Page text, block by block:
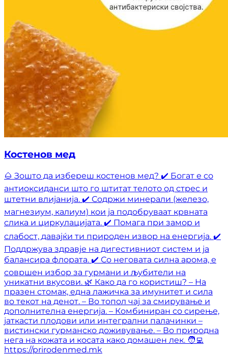
Костенов мед
🌰 Зошто да избереш костенов мед? ✔️ Богат е со
антиоксиданси што го штитат телото од стрес и
штетни влијанија. ✔️ Содржи минерали (железо,
магнезиум, калиум) кои ја подобруваат крвната
слика и циркулацијата. ✔️ Помага при замор и
слабост, давајќи ти природен извор на енергија. ✔️
Поддржува здравје на дигестивниот систем и ја
балансира флората. ✔️ Со неговата силна арома, е
совршен избор за гурмани и љубители на
уникатни вкусови. 🌿 Како да го користиш? – На
празен стомак, една лажичка за имунитет и сила
во текот на денот. – Во топол чај за смирување и
дополнителна енергија. – Комбиниран со сирење,
јаткасти плодови или интегрални палачинки –
вистински гурманско доживување. – Во природна
нега на кожата и косата како домашен лек. 🧑‍💻
https://prirodenmed.mk